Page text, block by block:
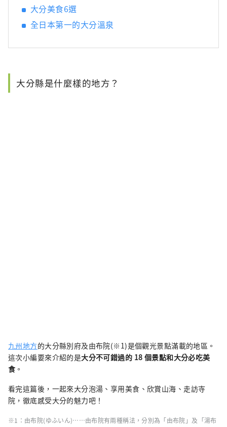
大分美食6選
全日本第一的大分溫泉
大分縣是什麼樣的地方？
九州地方的大分縣別府及由布院(※1)是個觀光景點滿載的地區。
這次小編要來介紹的是大分不可錯過的 18 個景點和大分必吃美
食 。
看完這篇後，一起來大分泡湯、享用美食、欣賞山海、走訪寺
院，徹底感受大分的魅力吧！
※1：由布院(ゆふいん)……由布院有兩種稱法，分別為「由布院」及「湯布